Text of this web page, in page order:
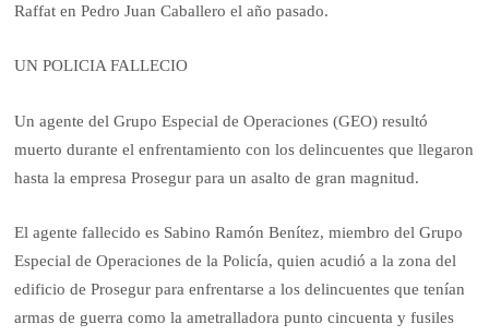
Raffat en Pedro Juan Caballero el año pasado.
UN POLICIA FALLECIO
Un agente del Grupo Especial de Operaciones (GEO) resultó
muerto durante el enfrentamiento con los delincuentes que llegaron
hasta la empresa Prosegur para un asalto de gran magnitud.
El agente fallecido es Sabino Ramón Benítez, miembro del Grupo
Especial de Operaciones de la Policía, quien acudió a la zona del
edificio de Prosegur para enfrentarse a los delincuentes que tenían
armas de guerra como la ametralladora punto cincuenta y fusiles